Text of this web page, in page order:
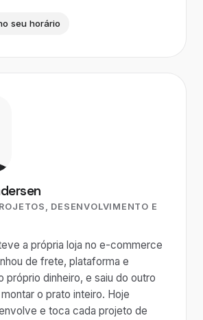
seu horário
DESENVOLVIMENTO E
a própria loja no e-commerce
de frete, plataforma e
próprio dinheiro, e saiu do outro
o prato inteiro. Hoje
e toca cada projeto de